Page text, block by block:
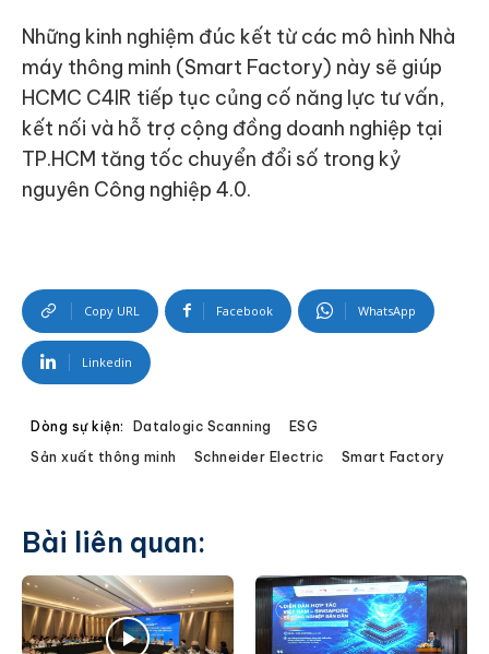
Những kinh nghiệm đúc kết từ các mô hình Nhà
máy thông minh (Smart Factory) này sẽ giúp
HCMC C4IR tiếp tục củng cố năng lực tư vấn,
kết nối và hỗ trợ cộng đồng doanh nghiệp tại
TP.HCM tăng tốc chuyển đổi số trong kỷ
nguyên Công nghiệp 4.0.
Copy URL Facebook WhatsApp
Linkedin
Dòng sự kiện: Datalogic Scanning
ESG
Sản xuất thông minh
Schneider Electric Smart Factory
Bài liên quan: